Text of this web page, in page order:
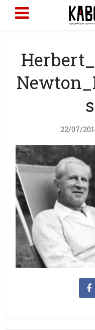
22/07/